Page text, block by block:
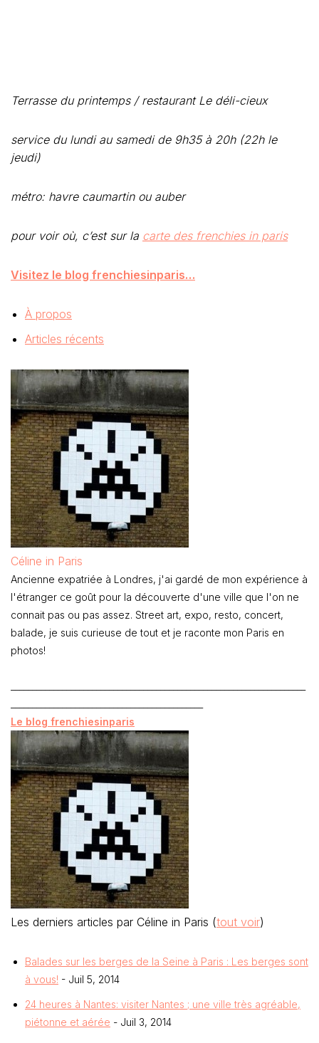
Terrasse du printemps / restaurant Le déli-cieux
service du lundi au samedi de 9h35 à 20h (22h le
jeudi)
métro: havre caumartin ou auber
pour voir où, c’est sur la carte des frenchies in paris
Visitez le blog frenchiesinparis…
À propos
Articles récents
Céline in Paris
Ancienne expatriée à Londres, j'ai gardé de mon expérience à
l'étranger ce goût pour la découverte d'une ville que l'on ne
connait pas ou pas assez. Street art, expo, resto, concert,
balade, je suis curieuse de tout et je raconte mon Paris en
photos!
Le blog frenchiesinparis
Les derniers articles par Céline in Paris (tout voir)
Balades sur les berges de la Seine à Paris : Les berges sont
à vous! - Juil 5, 2014
24 heures à Nantes: visiter Nantes ; une ville très agréable,
piétonne et aérée - Juil 3, 2014